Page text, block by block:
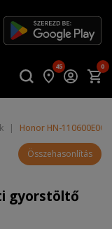
45 0
| Honor HN-110600E00
Összehasonlítás
gyorstöltő